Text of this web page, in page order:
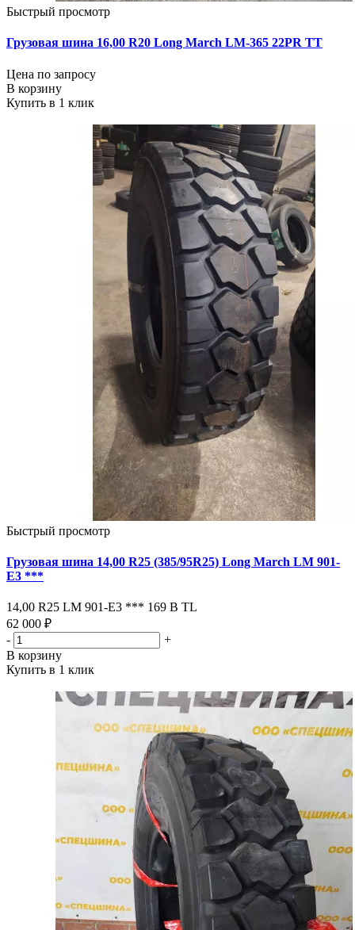
Быстрый просмотр
Грузовая шина 16,00 R20 Long March LM-365 22PR ТТ
Цена по запросу
В корзину
Купить в 1 клик
Быстрый просмотр
Грузовая шина 14,00 R25 (385/95R25) Long March LM 901-
Е3 ***
14,00 R25 LM 901-Е3 *** 169 В ТL
62 000 ₽
-
+
В корзину
Купить в 1 клик